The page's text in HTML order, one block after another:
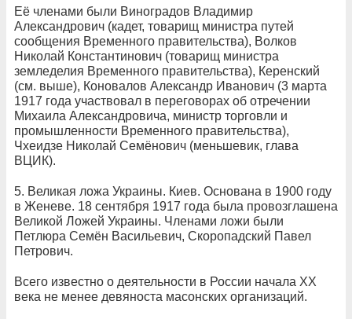
Её членами были Виноградов Владимир
Александрович (кадет, товарищ министра путей
сообщения Временного правительства), Волков
Николай Константинович (товарищ министра
земледелия Временного правительства), Керенский
(см. выше), Коновалов Александр Иванович (3 марта
1917 года участвовал в переговорах об отречении
Михаила Александровича, министр торговли и
промышленности Временного правительства),
Чхеидзе Николай Семёнович (меньшевик, глава
ВЦИК).
5. Великая ложа Украины. Киев. Основана в 1900 году
в Женеве. 18 сентября 1917 года была провозглашена
Великой Ложей Украины. Членами ложи были
Петлюра Семён Васильевич, Скоропадский Павел
Петрович.
Всего известно о деятельности в России начала XX
века не менее девяноста масонских организаций.